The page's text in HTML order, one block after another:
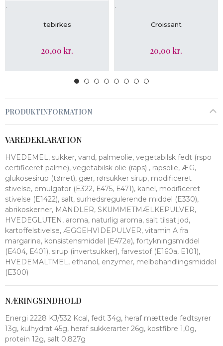
LÆG I KURV
.
tebirkes
20,00 kr.
LÆG I KURV
.
Croissant
20,00 kr.
PRODUKTINFORMATION
VAREDEKLARATION
HVEDEMEL, sukker, vand, palmeolie, vegetabilsk fedt (rspo
certificeret palme), vegetabilsk olie (raps) , rapsolie, ÆG,
glukosesirup (tørret), gær, rørsukker sirup, modificeret
stivelse, emulgator (E322, E475, E471), kanel, modificeret
stivelse (E1422), salt, surhedsregulerende middel (E330),
abrikoskerner, MANDLER, SKUMMETMÆLKEPULVER,
HVEDEGLUTEN, aroma, naturlig aroma, salt tilsat jod,
kartoffelstivelse, ÆGGEHVIDEPULVER, vitamin A fra
margarine, konsistensmiddel (E472e), fortykningsmiddel
(E404, E401), sirup (invertsukker), farvestof (E160a, E101),
HVEDEMALTMEL, ethanol, enzymer, melbehandlingsmiddel
(E300)
NÆRINGSINDHOLD
Energi 2228 KJ/532 Kcal, fedt 34g, heraf mættede fedtsyrer
13g, kulhydrat 45g, heraf sukkerarter 26g, kostfibre 1,0g,
protein 12g, salt 0,827g